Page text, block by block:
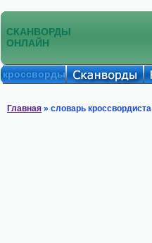
СКАНВОРДЫ
ОНЛАЙН
кроссворды
Главная » словарь кроссвордиста